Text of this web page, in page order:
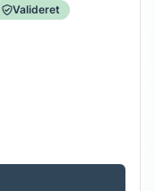
Valideret